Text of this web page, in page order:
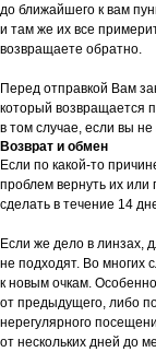
до ближайшего к вам
и там же их все
возвращаете обратно.
Перед отправкой Вам
который возвращается
в том случае, если вы
Возврат и обмен
Если по какой-то
проблем вернуть их
сделать в течение 14
Если же дело в линзах,
не подходят. Во многих
к новым очкам.
от предыдущего, либо
нерегулярного
от нескольких дней до